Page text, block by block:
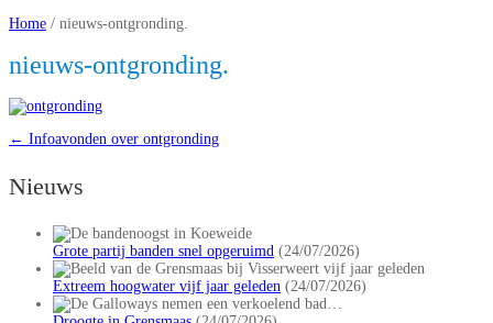
Home / nieuws-ontgronding.
nieuws-ontgronding.
← Infoavonden over ontgronding
Nieuws
Grote partij banden snel opgeruimd (24/07/2026)
Extreem hoogwater vijf jaar geleden (24/07/2026)